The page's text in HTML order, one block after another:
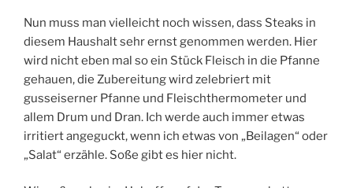
Nun muss man vielleicht noch wissen, dass Steaks in
diesem Haushalt sehr ernst genommen werden. Hier
wird nicht eben mal so ein Stück Fleisch in die Pfanne
gehauen, die Zubereitung wird zelebriert mit
gusseiserner Pfanne und Fleischthermometer und
allem Drum und Dran. Ich werde auch immer etwas
irritiert angeguckt, wenn ich etwas von „Beilagen“ oder
„Salat“ erzähle. Soße gibt es hier nicht.